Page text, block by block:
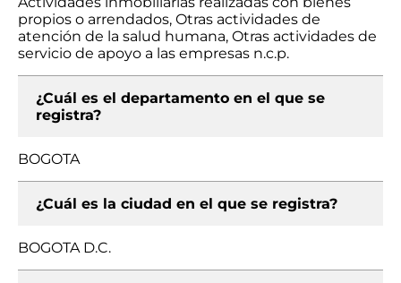
propios o arrendados, Otras actividades de
atención de la salud humana, Otras actividades de
servicio de apoyo a las empresas n.c.p.
¿Cuál es el departamento en el que se
registra?
BOGOTA
¿Cuál es la ciudad en el que se registra?
BOGOTA D.C.